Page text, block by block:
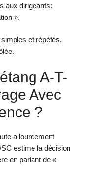
aux dirigeants:
».
et répétés.
A-T-
Avec
?
a lourdement
estime la décision
en parlant de «